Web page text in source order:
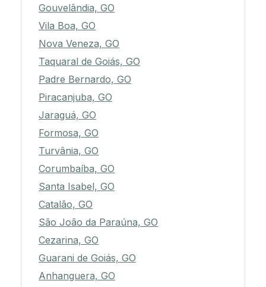
Gouvelândia, GO
Vila Boa, GO
Nova Veneza, GO
Taquaral de Goiás, GO
Padre Bernardo, GO
Piracanjuba, GO
Jaraguá, GO
Formosa, GO
Turvânia, GO
Corumbaíba, GO
Santa Isabel, GO
Catalão, GO
São João da Paraúna, GO
Cezarina, GO
Guarani de Goiás, GO
Anhanguera, GO